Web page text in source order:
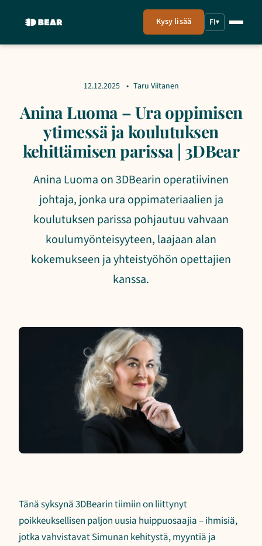
Kysy lisää FI▾
12.12.2025 Taru Viitanen
Anina Luoma – Ura oppimisen
ytimessä ja koulutuksen
kehittämisen parissa | 3DBear
Anina Luoma on 3DBearin operatiivinen
johtaja, jonka ura oppimateriaalien ja
koulutuksen parissa pohjautuu vahvaan
koulumyönteisyyteen, laajaan alan
kokemukseen ja yhteistyöhön opettajien
kanssa.
Tänä syksynä 3DBearin tiimiin on liittynyt
poikkeuksellisen paljon uusia huippuosaajia – ihmisiä,
jotka vahvistavat Simunan kehitystä, myyntiä ja